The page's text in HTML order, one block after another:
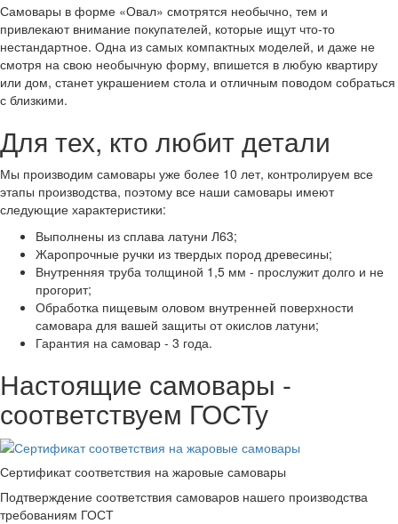
Самовары в форме «Овал» смотрятся необычно, тем и
привлекают внимание покупателей, которые ищут что-то
нестандартное. Одна из самых компактных моделей, и даже не
смотря на свою необычную форму, впишется в любую квартиру
или дом, станет украшением стола и отличным поводом собраться
с близкими.
Для тех, кто любит детали
Мы производим самовары уже более 10 лет, контролируем все
этапы производства, поэтому все наши самовары имеют
следующие характеристики:
Выполнены из сплава латуни Л63;
Жаропрочные ручки из твердых пород древесины;
Внутренняя труба толщиной 1,5 мм - прослужит долго и не
прогорит;
Обработка пищевым оловом внутренней поверхности
самовара для вашей защиты от окислов латуни;
Гарантия на самовар - 3 года.
Настоящие самовары -
соответствуем ГОСТу
Сертификат соответствия на жаровые самовары
Подтверждение соответствия самоваров нашего производства
требованиям ГОСТ